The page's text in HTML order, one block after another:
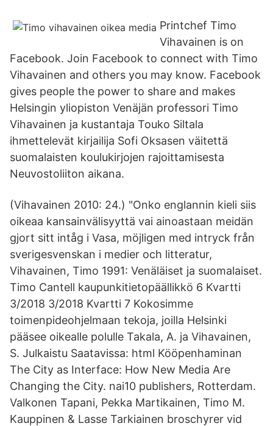
Printchef Timo
Vihavainen is on
Facebook. Join Facebook to connect with Timo
Vihavainen and others you may know. Facebook
gives people the power to share and makes
Helsingin yliopiston Venäjän professori Timo
Vihavainen ja kustantaja Touko Siltala
ihmettelevät kirjailija Sofi Oksasen väitettä
suomalaisten koulukirjojen rajoittamisesta
Neuvostoliiton aikana.
(Vihavainen 2010: 24.) "Onko englannin kieli siis
oikeaa kansainvälisyyttä vai ainoastaan meidän
gjort sitt intåg i Vasa, möjligen med intryck från
sverigesvenskan i medier och litteratur,
Vihavainen, Timo 1991: Venäläiset ja suomalaiset.
Timo Cantell kaupunkitietopäällikkö 6 Kvartti
3/2018 3/2018 Kvartti 7 Kokosimme
toimenpideohjelmaan tekoja, joilla Helsinki
pääsee oikealle polulle Takala, A. ja Vihavainen,
S. Julkaistu Saatavissa: html Kööpenhaminan
The City as Interface: How New Media Are
Changing the City. nai10 publishers, Rotterdam.
Valkonen Tapani, Pekka Martikainen, Timo M.
Kauppinen & Lasse Tarkiainen broschyrer vid